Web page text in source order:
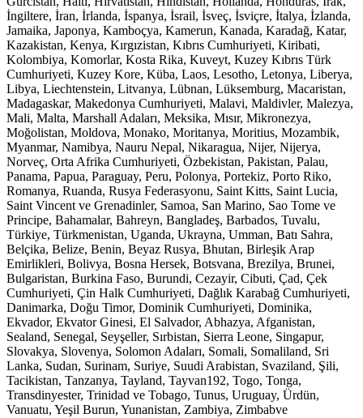
İngiltere, İran, İrlanda, İspanya, İsrail, İsveç, İsviçre, İtalya, İzlanda,
Jamaika, Japonya, Kamboçya, Kamerun, Kanada, Karadağ, Katar,
Kazakistan, Kenya, Kırgızistan, Kıbrıs Cumhuriyeti, Kiribati,
Kolombiya, Komorlar, Kosta Rika, Kuveyt, Kuzey Kıbrıs Türk
Cumhuriyeti, Kuzey Kore, Küba, Laos, Lesotho, Letonya, Liberya,
Libya, Liechtenstein, Litvanya, Lübnan, Lüksemburg, Macaristan,
Madagaskar, Makedonya Cumhuriyeti, Malavi, Maldivler, Malezya,
Mali, Malta, Marshall Adaları, Meksika, Mısır, Mikronezya,
Moğolistan, Moldova, Monako, Moritanya, Moritius, Mozambik,
Myanmar, Namibya, Nauru Nepal, Nikaragua, Nijer, Nijerya,
Norveç, Orta Afrika Cumhuriyeti, Özbekistan, Pakistan, Palau,
Panama, Papua, Paraguay, Peru, Polonya, Portekiz, Porto Riko,
Romanya, Ruanda, Rusya Federasyonu, Saint Kitts, Saint Lucia,
Saint Vincent ve Grenadinler, Samoa, San Marino, Sao Tome ve
Principe, Bahamalar, Bahreyn, Bangladeş, Barbados, Tuvalu,
Türkiye, Türkmenistan, Uganda, Ukrayna, Umman, Batı Sahra,
Belçika, Belize, Benin, Beyaz Rusya, Bhutan, Birleşik Arap
Emirlikleri, Bolivya, Bosna Hersek, Botsvana, Brezilya, Brunei,
Bulgaristan, Burkina Faso, Burundi, Cezayir, Cibuti, Çad, Çek
Cumhuriyeti, Çin Halk Cumhuriyeti, Dağlık Karabağ Cumhuriyeti,
Danimarka, Doğu Timor, Dominik Cumhuriyeti, Dominika,
Ekvador, Ekvator Ginesi, El Salvador, Abhazya, Afganistan,
Sealand, Senegal, Seyşeller, Sırbistan, Sierra Leone, Singapur,
Slovakya, Slovenya, Solomon Adaları, Somali, Somaliland, Sri
Lanka, Sudan, Surinam, Suriye, Suudi Arabistan, Svaziland, Şili,
Tacikistan, Tanzanya, Tayland, Tayvan192, Togo, Tonga,
Transdinyester, Trinidad ve Tobago, Tunus, Uruguay, Ürdün,
Vanuatu, Yeşil Burun, Yunanistan, Zambiya, Zimbabve